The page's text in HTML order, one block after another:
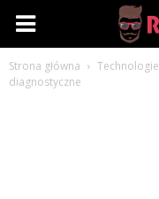
Rebel-
TV.pl
Strona główna Technologie
diagnostyczne